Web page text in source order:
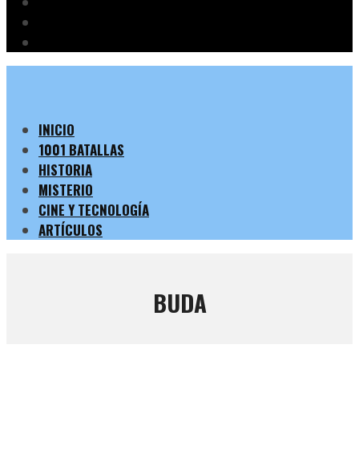
INICIO
1001 BATALLAS
HISTORIA
MISTERIO
CINE Y TECNOLOGÍA
ARTÍCULOS
BUDA